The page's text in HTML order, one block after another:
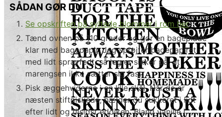
SÅDAN GØR DU
Se opskriften på syltede blommer i rom her
Tænd ovnen på 110 grader og gør en bageplade
klar med bagepapir. Jeg sprøjter bagepapiret
med lidt sprayfedt, så jeg er sikker på, at
marengsen ikke sætter sig fast.
Pisk æggehviderne i en lille skål. Når de er
næsten stiftpiskede, hælder du sukkeret i lidt
efter lidt og tilsidst eddiken. Bland vanilje i.